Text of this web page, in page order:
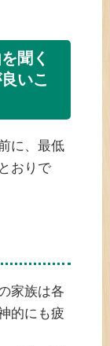
聞く
いこ
に、最低
おりで
家族は各
的にも疲